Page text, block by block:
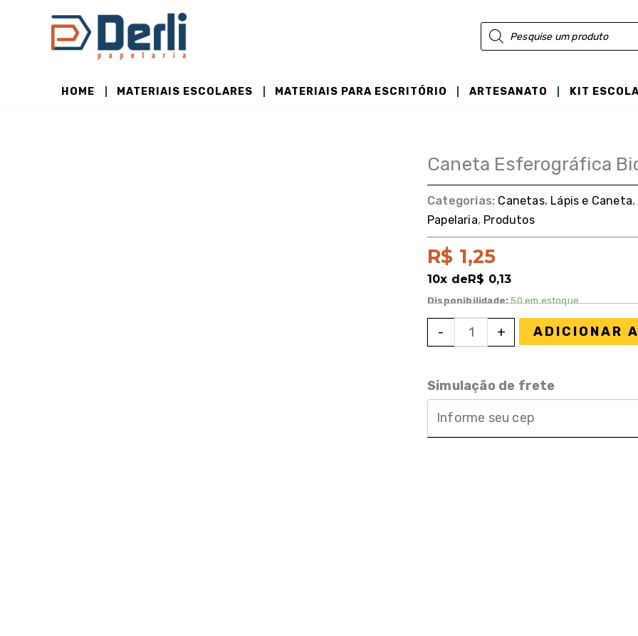
Pesquisar
produtos
HOME MATERIAIS ESCOLARES MATERIAIS PARA ESCRITÓRIO ARTESANATO KIT
Caneta Esferográfica
Categorias: Canetas, Lápis e Caneta,
Papelaria, Produtos
R$ 1,25
Disponibilidade: 50 em estoque
10x deR$ 0,13
-
Caneta
Esferográfica
Vermelha
quantidade
+ ADICIONAR
Simulação de frete